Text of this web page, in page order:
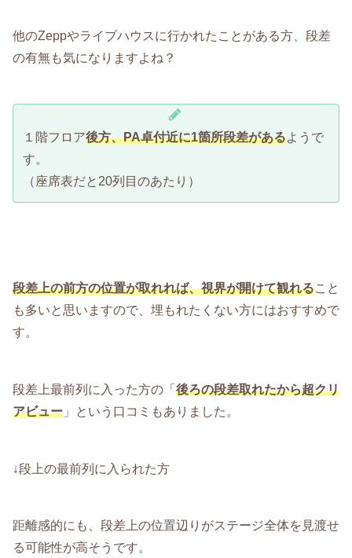
他のZeppやライブハウスに行かれたことがある方、段差
の有無も気になりますよね？
１階フロア後方、PA卓付近に1箇所段差があるようで
す。
（座席表だと20列目のあたり）
段差上の前方の位置が取れれば、視界が開けて観れること
も多いと思いますので、埋もれたくない方にはおすすめで
す。
段差上最前列に入った方の「 後ろの段差取れたから超クリ
アビュー 」という口コミもありました。
↓段上の最前列に入られた方
距離感的にも、段差上の位置辺りがステージ全体を見渡せ
る可能性が高そうです。